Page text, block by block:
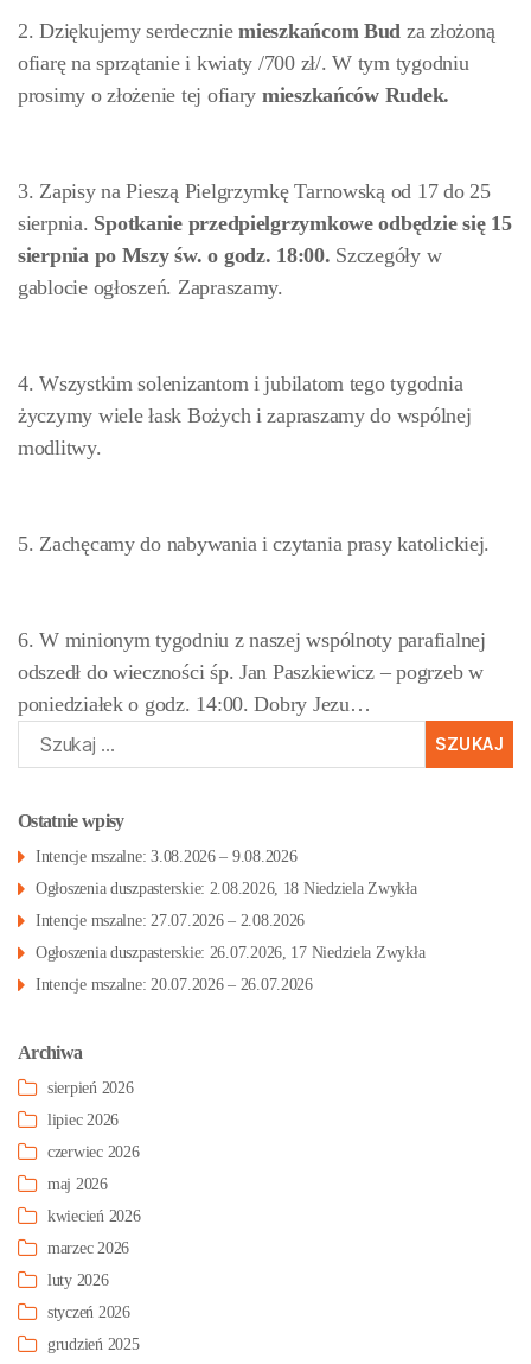
2. Dziękujemy serdeczniemieszkańcom Bud za złożoną
ofiarę na sprzątanie i kwiaty /700 zł/. W tym tygodniu
prosimy o złożenie tej ofiary mieszkańców Rudek.
3. Zapisy na Pieszą Pielgrzymkę Tarnowską od 17 do 25
sierpnia. Spotkanie przedpielgrzymkoweodbędzie się 15
sierpnia po Mszy św. o godz. 18:00. Szczegóły w
gablocie ogłoszeń. Zapraszamy.
4. Wszystkim solenizantom i jubilatom tego tygodnia
życzymy wiele łask Bożych i zapraszamy do wspólnej
modlitwy.
5. Zachęcamy do nabywania i czytania prasy katolickiej.
6. W minionym tygodniu z naszej wspólnoty parafialnej
odszedł do wieczności śp. Jan Paszkiewicz – pogrzeb w
poniedziałek o godz. 14:00. Dobry Jezu…
Szukaj:
Ostatnie wpisy
Intencje mszalne: 3.08.2026 – 9.08.2026
Ogłoszenia duszpasterskie: 2.08.2026, 18 Niedziela Zwykła
Intencje mszalne: 27.07.2026 – 2.08.2026
Ogłoszenia duszpasterskie: 26.07.2026, 17 Niedziela Zwykła
Intencje mszalne: 20.07.2026 – 26.07.2026
Archiwa
sierpień 2026
lipiec 2026
czerwiec 2026
maj 2026
kwiecień 2026
marzec 2026
luty 2026
styczeń 2026
grudzień 2025